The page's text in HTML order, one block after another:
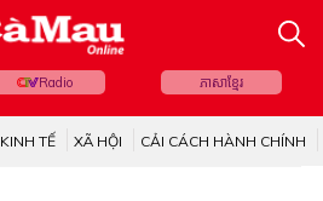
Radio ភាសាខ្មែរ
KINH TẾ XÃ HỘI CẢI CÁCH HÀNH CHÍNH